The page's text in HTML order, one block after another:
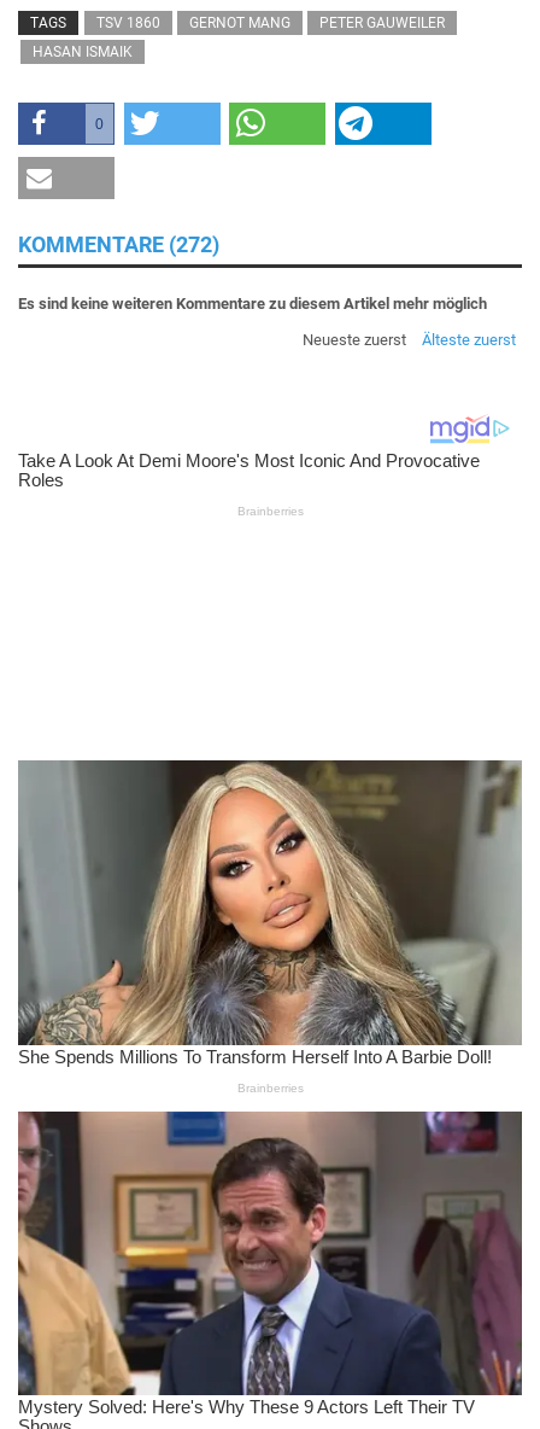
TAGS TSV 1860 GERNOT MANG
PETER GAUWEILER
HASAN ISMAIK
0
KOMMENTARE (272)
Es sind keine weiteren Kommentare zu diesem Artikel mehr möglich
Neueste zuerst
Älteste zuerst